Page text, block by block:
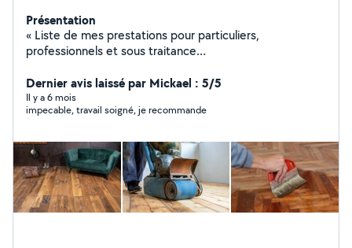
Présentation
« Liste de mes prestations pour particuliers,
professionnels et sous traitance
*Carrelage *Faïence *parquet *Travertin*la peinture et le
placo (collé, raillé, bandes),*le ratissage, crépi façade,
peinture façade, réparation façade*pose tous types de
meuble en kit, cuisine, sdb *rénovation neuf et ancien,
prix attractifs*pose toile de verre,*pose
parquet/lino/moquette,*la plomberie (pose sdb,
toilette, sanibroyeur, *l'électricité *le carrelage et la
faience, *la maçonnerie (chape, dalle, murette, enduit,
Dernier avis laissé par Mickael : 5/5
Il y a 6 mois
impecable, travail soigné, je recommande